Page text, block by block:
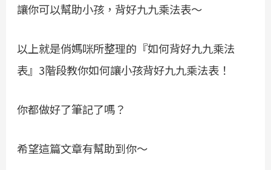
讓你可以幫助小孩，背好九九乘法表～
以上就是俏媽咪所整理的『如何背好九九乘法
表』3階段教你如何讓小孩背好九九乘法表！
你都做好了筆記了嗎？
希望這篇文章有幫助到你～